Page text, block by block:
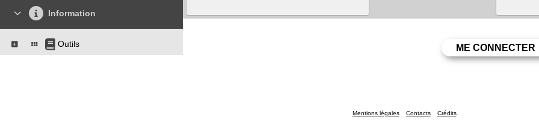
Information
Outils
Mentions légales Contacts Crédits